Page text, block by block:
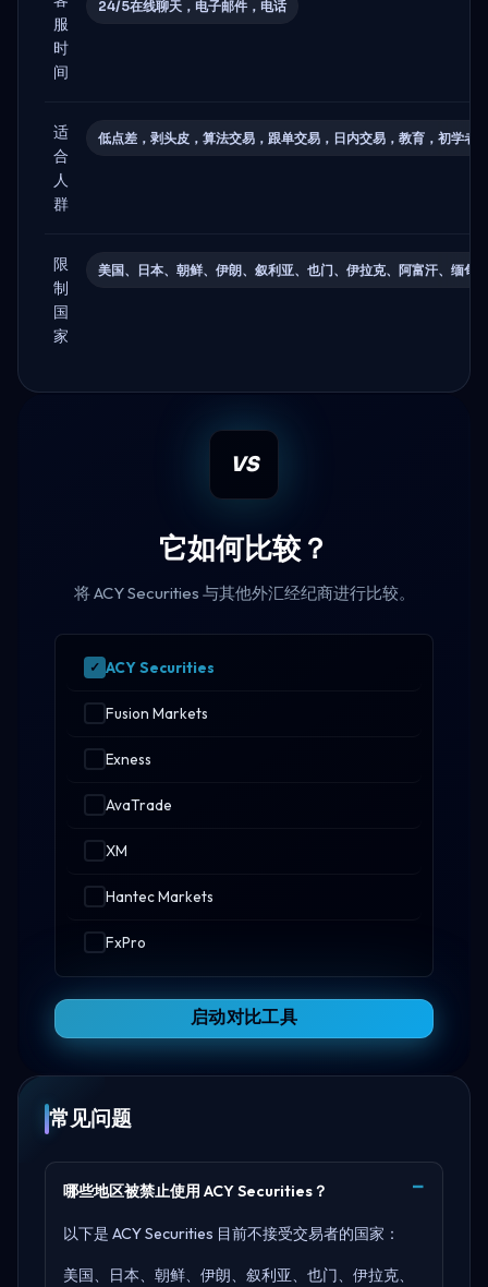
服
时
间
24/5在线聊天，电子邮件，电话
适
合
人
群
低点差，剥头皮，算法交易，跟单交易，日内交易，教育，初学者
限
制
国
家
美国、日本、朝鲜、伊朗、叙利亚、也门、伊拉克、阿富汗、缅甸
VS
它如何比较？
将 ACY Securities 与其他外汇经纪商进行比较。
ACY Securities
Fusion Markets
Exness
AvaTrade
XM
Hantec Markets
FxPro
启动对比工具
常见问题
哪些地区被禁止使用 ACY Securities？
以下是 ACY Securities 目前不接受交易者的国家：
美国、日本、朝鲜、伊朗、叙利亚、也门、伊拉克、